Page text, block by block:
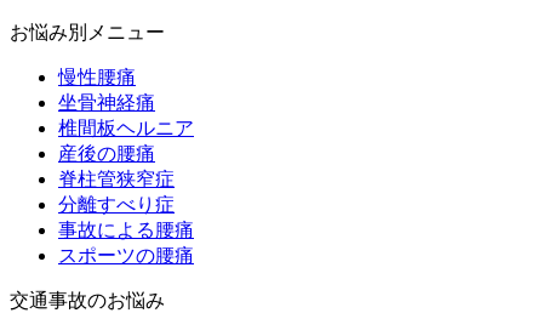
お悩み別メニュー
慢性腰痛
坐骨神経痛
椎間板ヘルニア
産後の腰痛
脊柱管狭窄症
分離すべり症
事故による腰痛
スポーツの腰痛
交通事故のお悩み